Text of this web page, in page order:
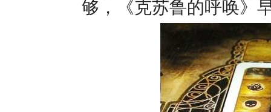
够，《克苏鲁的呼唤》